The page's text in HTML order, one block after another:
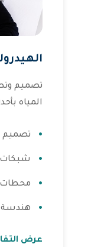
تصميم
المياه
تصميم
شبكات
هندسة
عرض